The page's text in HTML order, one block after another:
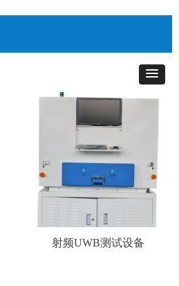
射频UWB测试设备